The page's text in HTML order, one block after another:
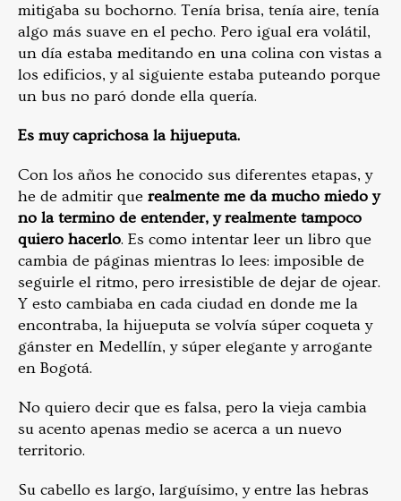
mitigaba su bochorno. Tenía brisa, tenía aire, tenía
algo más suave en el pecho. Pero igual era volátil,
un día estaba meditando en una colina con vistas a
los edificios, y al siguiente estaba puteando porque
un bus no paró donde ella quería.
Es muy caprichosa la hijueputa.
Con los años he conocido sus diferentes etapas, y
he de admitir que realmente me da mucho miedo y
no la termino de entender, y realmente tampoco
quiero hacerlo. Es como intentar leer un libro que
cambia de páginas mientras lo lees: imposible de
seguirle el ritmo, pero irresistible de dejar de ojear.
Y esto cambiaba en cada ciudad en donde me la
encontraba, la hijueputa se volvía súper coqueta y
gánster en Medellín, y súper elegante y arrogante
en Bogotá.
No quiero decir que es falsa, pero la vieja cambia
su acento apenas medio se acerca a un nuevo
territorio.
Su cabello es largo, larguísimo, y entre las hebras